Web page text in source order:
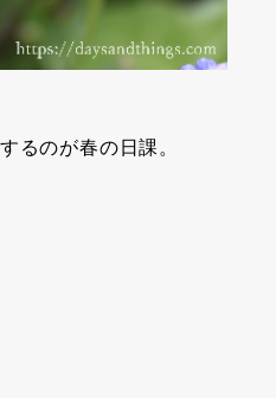
るのが春の日課。